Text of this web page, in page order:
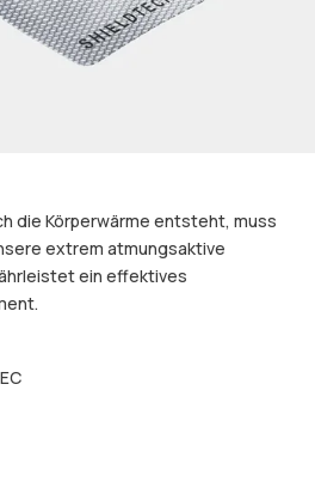
die Körperwärme entsteht, muss
extrem atmungsaktive
ein effektives